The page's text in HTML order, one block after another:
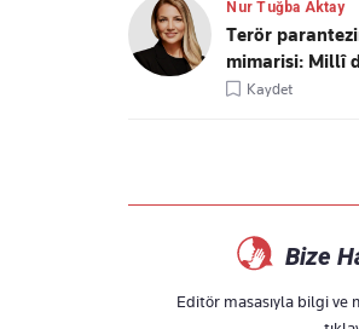
Nur Tuğba Aktay
Terör
mimarisi: Millî
Kaydet
Bize
Editör masasıyla bilgi ve